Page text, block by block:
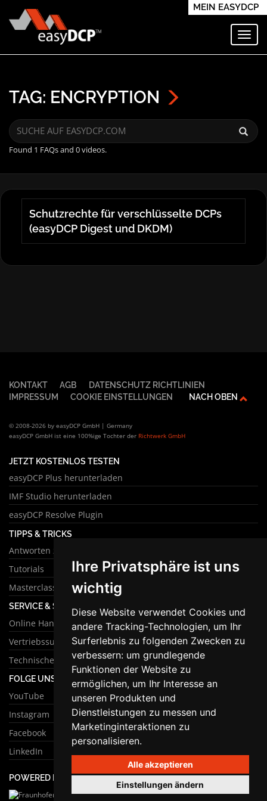
Ihre Privatsphäre ist uns
wichtig
Diese Website verwendet Cookies und
andere Tracking-Technologien, um Ihr
Surferlebnis zu folgenden Zwecken zu
verbessern: um grundlegende
Funktionen der Website zu
ermöglichen, um Ihr Interesse an
unseren Produkten und
Dienstleistungen zu messen und
Marketinginteraktionen zu
personalisieren.
Alle akzeptieren
Einstellungen ändern
MEIN EASYDCP
TAG: ENCRYPTION
Found 1 FAQs and 0 videos.
Schutzrechte für verschlüsselte DCPs
(easyDCP Digest und DKDM)
KONTAKT AGB
DATENSCHUTZ RICHTLINIEN
IMPRESSUM
COOKIE EINSTELLUNGEN NACH OBEN
© 2008-2026 by easyDCP GmbH | Germany
easyDCP GmbH ist eine 100%ige Tochter der Richtwerk GmbH
JETZT KOSTENLOS TESTEN
easyDCP Plus herunterladen
IMF Studio herunterladen
easyDCP Resolve Plugin
TIPPS & TRICKS
Antworten zu häufigen Fragen
Tutorials
Masterclass
SERVICE & SUPPORT
Online Handbuch
Vertriebssupport
Technischer Support
FOLGE UNS
YouTube
Instagram
Facebook
LinkedIn
POWERED BY